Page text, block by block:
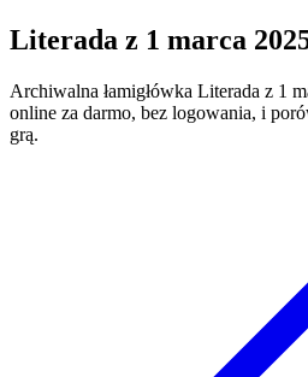
Literada z 1 marca
Archiwalna łamigłówka Literada z 1
online za darmo, bez logowania, i
grą.